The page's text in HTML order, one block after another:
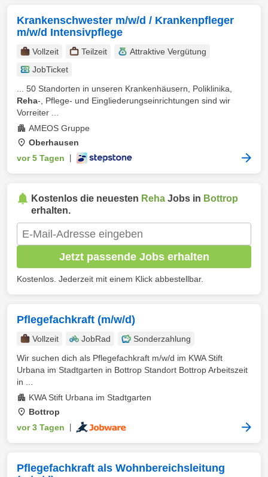
Krankenschwester m/w/d / Krankenpfleger
m/w/d Intensivpflege
Vollzeit Teilzeit
Attraktive Vergütung
JobTicket
... 50 Standorten in unseren Krankenhäusern, Poliklinika,
Reha-, Pflege- und Eingliederungseinrichtungen sind wir
Vorreiter ...
AMEOS Gruppe
Oberhausen
vor 5 Tagen
Kostenlos die neuesten Reha Jobs in Bottrop
erhalten.
Jetzt passende Jobs erhalten
Kostenlos. Jederzeit mit einem Klick abbestellbar.
Pflegefachkraft (m/w/d)
Vollzeit JobRad
Sonderzahlung
Wir suchen dich als Pflegefachkraft m/w/d im KWA Stift
Urbana im Stadtgarten in Bottrop Standort Bottrop Arbeitszeit
in ...
KWA Stift Urbana im Stadtgarten
Bottrop
vor 3 Tagen
Pflegefachkraft als Wohnbereichsleitung